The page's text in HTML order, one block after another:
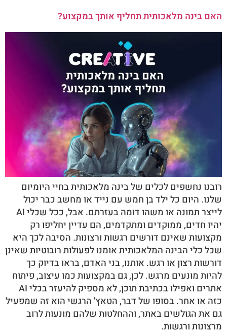
האם בינה מלאכותית תחליף אותך במקצוע?
רובנו נחשפים לכלים של בינה מלאכותית בחיי היומיום
שלנו. היום כל ילד בן חמש עם נייד או מחשב כבר יכול
לייצר תמונה או משהו דומה בעזרתם. אבל, ככל שכלי AI
יהיו חדים, ממוקדים ומתקדמים, הם עדיין יחליפו רק
מקצועות שאינם דורשים רגשות ורצונות. הסיבה לכך היא
שכל כלי הבינה המלאכותית אומנו לפעולות רובוטיות שאינן
דורשות רצון או רגש. אותנו, בני האדם, בראו בדיוק כך
להיות מונעים מרגש. לכן, גם במקצועות כמו עיצוב, פיתוח
אתרים ואפילו בכתיבת תוכן, לא מספיק להיעזר בכלי AI
כזה או אחר. בסופו של דבר, הטאץ' הרגשי הוא זה שמפעיל
גם את הגולשים באתר, וההחלטות שלהם מונעות לרוב
מרצונות ורגשות.